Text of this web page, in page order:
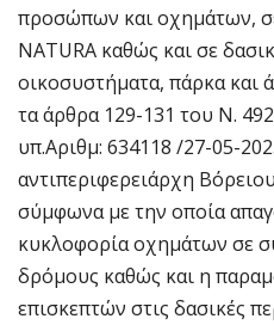
προσώπων και οχημάτων,
NATURA καθώς και σε
οικοσυστήματα, πάρκα και
τα άρθρα 129-131 του Ν.
υπ.Αριθμ: 634118 /27-05-
αντιπεριφερειάρχη
σύμφωνα με την οποία
κυκλοφορία οχημάτων σε
δρόμους καθώς και η
επισκεπτών στις δασικές